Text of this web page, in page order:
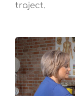
traject.